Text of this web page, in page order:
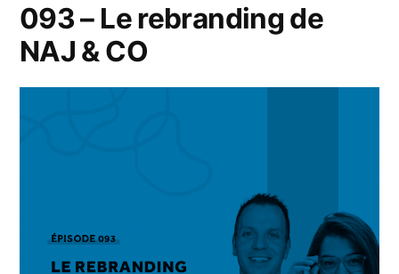
093 – Le rebranding de
NAJ & CO